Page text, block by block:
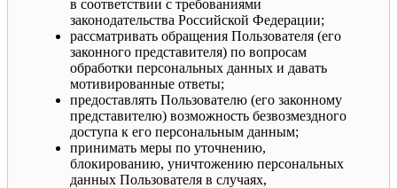
в соответствии с требованиями
законодательства Российской Федерации;
рассматривать обращения Пользователя (его
законного представителя) по вопросам
обработки персональных данных и давать
мотивированные ответы;
предоставлять Пользователю (его законному
представителю) возможность безвозмездного
доступа к его персональным данным;
принимать меры по уточнению,
блокированию, уничтожению персональных
данных Пользователя в случаях,